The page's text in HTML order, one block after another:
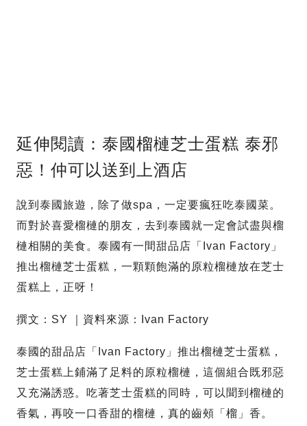
延伸閱讀：泰國榴槤芝士蛋糕 泰邪
惡！仲可以送到上酒店
說到泰國旅遊，除了做spa，一定要瘋狂吃泰國菜。
而對於喜愛榴槤的朋友，去到泰國就一定會試盡與榴
槤相關的美食。泰國有一間甜品店「Ivan Factory」
推出榴槤芝士蛋糕，一顆顆飽滿的原粒榴槤放在芝士
蛋糕上，正呀！
撰文：SY ｜資料來源：Ivan Factory
泰國的甜品店「Ivan Factory」推出榴槤芝士蛋糕，
芝士蛋糕上鋪滿了足料的原粒榴槤，這個組合既邪惡
又充滿誘惑。吃著芝士蛋糕的同時，可以聞到榴槤的
香氣，再咬一口香甜的榴槤，真的齒頰「榴」香。